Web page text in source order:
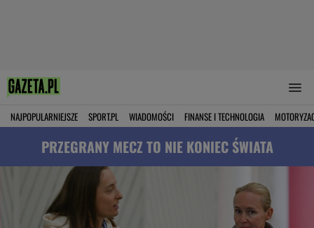
NAJPOPULARNIEJSZE SPORT.PL WIADOMOŚCI FINANSE I TECHNOLOGIA
PRZEGRANY MECZ TO NIE KONIEC ŚWIATA